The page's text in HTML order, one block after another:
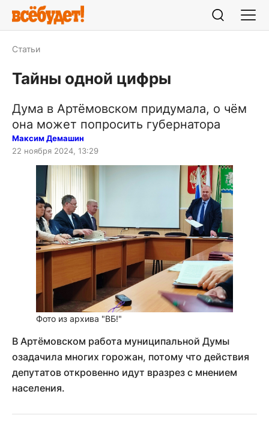
Статьи
Тайны одной цифры
Дума в Артёмовском придумала, о чём
она может попросить губернатора
Максим Демашин
22 ноября 2024, 13:29
Фото из архива "ВБ!"
В Артёмовском работа муниципальной Думы
озадачила многих горожан, потому что действия
депутатов откровенно идут вразрез с мнением
населения.